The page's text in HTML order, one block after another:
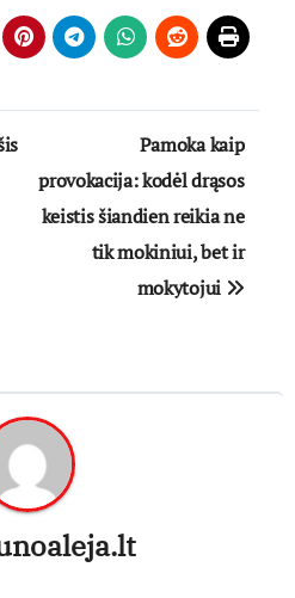
Pamoka kaip
provokacija: kodėl drąsos
keistis šiandien reikia ne
tik mokiniui, bet ir
mokytojui